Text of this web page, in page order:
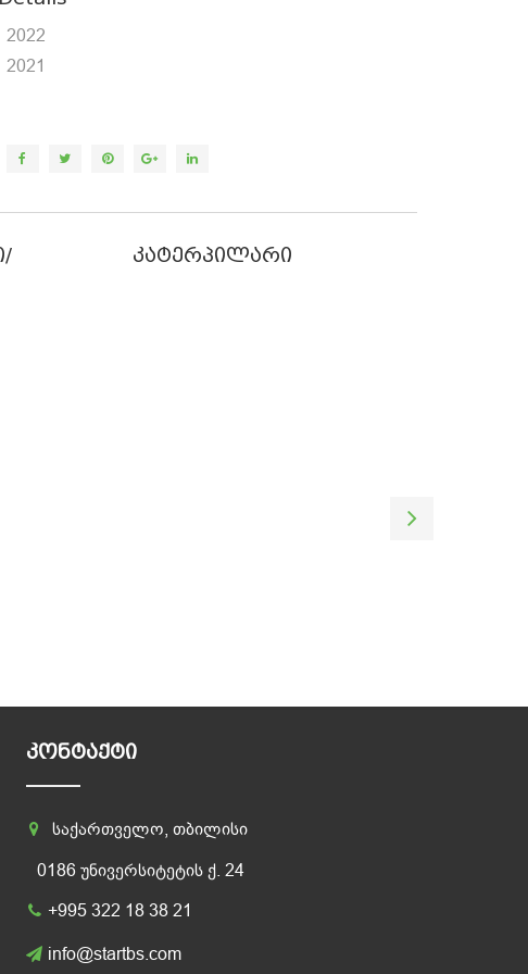
2022
2021
კატერპილარი
ᲙᲝᲜᲢᲐᲥᲢᲘ
საქართველო, თბილისი
0186 უნივერსიტეტის ქ. 24
+995 322 18 38 21
info@startbs.com